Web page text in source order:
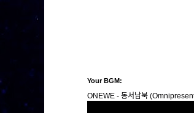
Your BGM:
ONEWE - 동서남북